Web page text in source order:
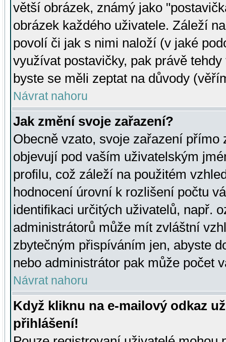
větší obrázek, známý jako
obrázek každého uživatele. Záleží
povolí či jak s nimi naloží (v jaké
využívat postavičky, pak právě
byste se měli zeptat na důvody
Návrat nahoru
Jak změní svoje zařazení?
Obecně vzato, svoje zařazení přímo
objevují pod vaším uživatelským
profilu, což záleží na použitém
hodnocení úrovní k rozlišení počtu
identifikaci určitých uživatelů, např.
administrátorů může mít zvláštní
zbytečným přispíváním jen, abyste
nebo administrátor pak může počet
Návrat nahoru
Když kliknu na e-mailový odkaz
přihlášení!